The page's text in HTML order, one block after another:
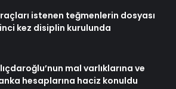
istenen teğmenlerin dosyası
kez disiplin kurulunda
mal varlıklarına ve
hesaplarına haciz konuldu